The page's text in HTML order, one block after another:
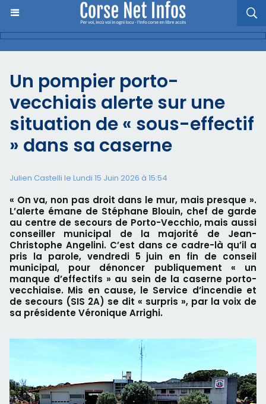
Un pompier porto-
vecchiais alerte sur une
situation de « sous-effectif
» dans sa caserne
Julien Castelli le Lundi 15 Juin 2026 à 15:54
« On va, non pas droit dans le mur, mais presque ».
L’alerte émane de Stéphane Blouin, chef de garde
au centre de secours de Porto-Vecchio, mais aussi
conseiller municipal de la majorité de Jean-
Christophe Angelini. C’est dans ce cadre-là qu’il a
pris la parole, vendredi 5 juin en fin de conseil
municipal, pour dénoncer publiquement « un
manque d’effectifs » au sein de la caserne porto-
vecchiaise. Mis en cause, le Service d’incendie et
de secours (SIS 2A) se dit « surpris », par la voix de
sa présidente Véronique Arrighi.